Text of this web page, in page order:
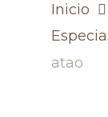
Inicio
atao